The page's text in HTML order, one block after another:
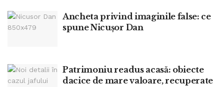
Ancheta privind imaginile false: ce
spune Nicușor Dan
Patrimoniu readus acasă: obiecte
dacice de mare valoare, recuperate